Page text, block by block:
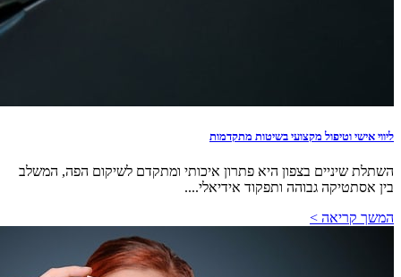
ליווי אישי וטיפול מקצועי בשיטות מתקדמות
השתלת שיניים בצפון היא פתרון איכותי ומתקדם לשיקום הפה, המשלב
בין אסתטיקה גבוהה ותפקוד אידיאלי....
המשך קריאה >